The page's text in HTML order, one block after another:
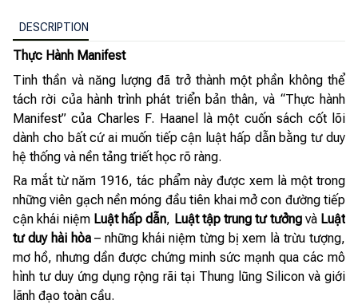
DESCRIPTION
Thực Hành Manifest
Tinh thần và năng lượng đã trở thành một phần không thể
tách rời của hành trình phát triển bản thân, và “Thực hành
Manifest” của Charles F. Haanel là một cuốn sách cốt lõi
dành cho bất cứ ai muốn tiếp cận luật hấp dẫn bằng tư duy
hệ thống và nền tảng triết học rõ ràng.
Ra mắt từ năm 1916, tác phẩm này được xem là một trong
những viên gạch nền móng đầu tiên khai mở con đường tiếp
cận khái niệm Luật hấp dẫn, Luật tập trung tư tưởngvà Luật
tư duy hài hòa– những khái niệm từng bị xem là trừu tượng,
mơ hồ, nhưng dần được chứng minh sức mạnh qua các mô
hình tư duy ứng dụng rộng rãi tại Thung lũng Silicon và giới
lãnh đạo toàn cầu.